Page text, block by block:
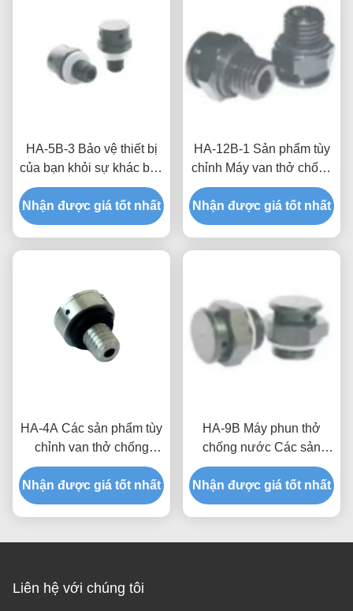
HA-5B-3 Bảo vệ thiết bị
của bạn khỏi sự khác biệt
áp suất và môi trường ẩm
ướt với van chống nước
và thở tùy chỉnh
Nhận được giá tốt nhất
HA-12B-1 Sản phẩm tùy
chỉnh Máy van thở chống
nước cho tuabin gió có
độ thấm khí cao và áp
suất ngăn nước
Nhận được giá tốt nhất
HA-4A Các sản phẩm tùy
chỉnh van thở chống
nước để bảo vệ thiết bị
tối ưu và ổn định áp suất
không khí
Nhận được giá tốt nhất
HA-9B Máy phun thở
chống nước Các sản
phẩm tùy chỉnh cho thiết
bị điện tử tiêu dùng và
chống nước cấp IP68
Nhận được giá tốt nhất
Liên hệ với chúng tôi